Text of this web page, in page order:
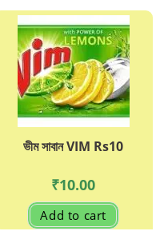
ভীম সাবান VIM Rs10
₹10.00
Add to cart